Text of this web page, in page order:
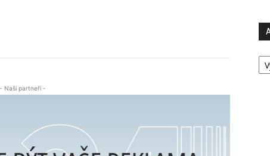
- Naši partneři -